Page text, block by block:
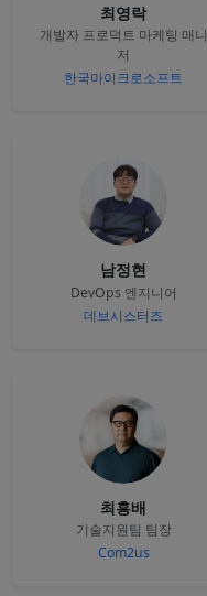
최영락
개발자 프로덕트 마케팅 매니
저
한국마이크로소프트
남정현
DevOps 엔지니어
데브시스터즈
최흥배
기술지원팀 팀장
Com2us